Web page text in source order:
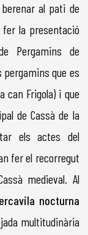
al pati de
fer la presentació
Pergamins de
que es
can Frigola) i que
de Cassà de la
els actes del
fer el recorregut
medieval. Al
nocturna
multitudinària